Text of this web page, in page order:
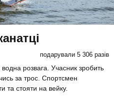
подарували 5 306 разів
розвага. Учасник зробить
за трос. Спортсмен
та стояти на вейку.